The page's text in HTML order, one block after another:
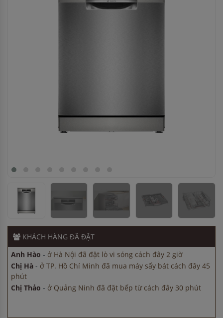
KHÁCH HÀNG ĐÃ ĐẶT
Anh Hào
ở Hà Nội đã đặt lò vi sóng cách đây 2 giờ
ở TP. Hồ Chí Minh đã mua máy sấy bát cách đây 45
phút
Anh Hùng -ở Bình Dương đã mua chậu vòi rửa bát cách
đây 3 giờ
Anh Nam -ở Bắc Ninh đã đặt bếp từ cách đây 30 phút
Anh Hào-ở Hà Nội đã đặt lò vi sóng cách đây 2 giờ
Chị Hà
phút